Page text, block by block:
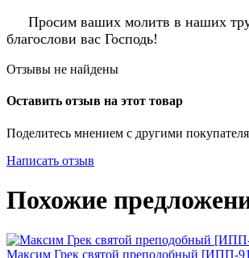
Просим ваших молитв в наших
благослови вас Господь!
Отзывы не найдены
Оставить отзыв на этот товар
Поделитесь мнением с другими
Написать отзыв
Похожие
Максим Грек святой преподобный [ИПП-